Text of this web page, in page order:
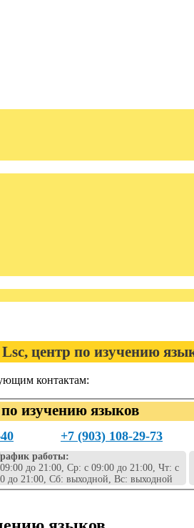
центр по изучению
контактам:
изучению языков
+7 (903) 108-29-73
работы:
до 21:00, Ср: с 09:00 до 21:00, Чт: с
до 21:00, Сб: выходной, Вс: выходной